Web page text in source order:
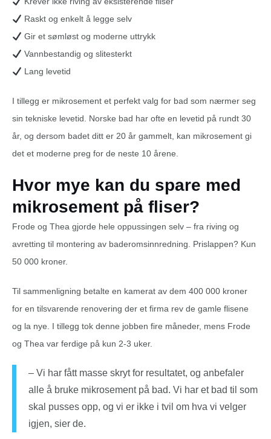
Raskt og enkelt å legge selv
Gir et sømløst og moderne uttrykk
Vannbestandig og slitesterkt
Lang levetid
I tillegg er mikrosement et perfekt valg for bad som nærmer seg
sin tekniske levetid. Norske bad har ofte en levetid på rundt 30
år, og dersom badet ditt er 20 år gammelt, kan mikrosement gi
det et moderne preg for de neste 10 årene.
Hvor mye kan du spare med
mikrosement på fliser?
Frode og Thea gjorde hele oppussingen selv – fra riving og
avretting til montering av baderomsinnredning. Prislappen? Kun
50 000 kroner.
Til sammenligning betalte en kamerat av dem 400 000 kroner
for en tilsvarende renovering der et firma rev de gamle flisene
og la nye. I tillegg tok denne jobben fire måneder, mens Frode
og Thea var ferdige på kun 2-3 uker.
– Vi har fått masse skryt for resultatet, og anbefaler
alle å bruke mikrosement på bad. Vi har et bad til som
skal pusses opp, og vi er ikke i tvil om hva vi velger
igjen, sier de.